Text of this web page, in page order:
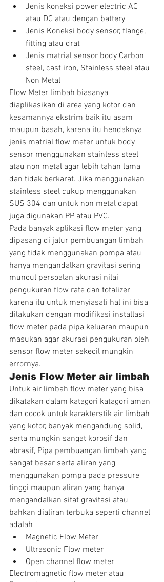
Jenis koneksi power electric AC
atau DC atau dengan battery
Jenis Koneksi body sensor, flange,
fitting atau drat
Jenis matrial sensor body Carbon
steel, cast iron, Stainless steel atau
Non Metal
Flow Meter limbah biasanya
diaplikasikan di area yang kotor dan
kesamannya ekstrim baik itu asam
maupun basah, karena itu hendaknya
jenis matrial flow meter untuk body
sensor menggunakan stainless steel
atau non metal agar lebih tahan lama
dan tidak berkarat. Jika menggunakan
stainless steel cukup menggunakan
SUS 304 dan untuk non metal dapat
juga digunakan PP atau PVC.
Pada banyak aplikasi flow meter yang
dipasang di jalur pembuangan limbah
yang tidak menggunakan pompa atau
hanya mengandalkan gravitasi sering
muncul persoalan akurasi nilai
pengukuran flow rate dan totalizer
karena itu untuk menyiasati hal ini bisa
dilakukan dengan modifikasi installasi
flow meter pada pipa keluaran maupun
masukan agar akurasi pengukuran oleh
sensor flow meter sekecil mungkin
errornya.
Jenis Flow Meter air limbah
Untuk air limbah flow meter yang bisa
dikatakan dalam katagori katagori aman
dan cocok untuk karakterstik air limbah
yang kotor, banyak mengandung solid,
serta mungkin sangat korosif dan
abrasif, Pipa pembuangan limbah yang
sangat besar serta aliran yang
menggunakan pompa pada pressure
tinggi maupun aliran yang hanya
mengandalkan sifat gravitasi atau
bahkan dialiran terbuka seperti channel
adalah
Magnetic Flow Meter
Ultrasonic Flow meter
Open channel flow meter
Electromagnetic flow meter atau